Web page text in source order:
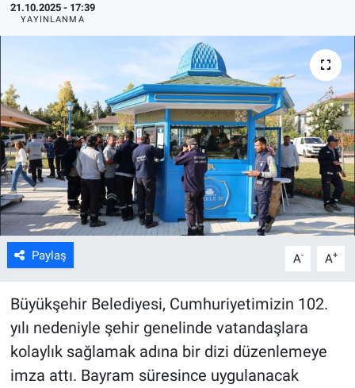
21.10.2025 - 17:39
YAYINLANMA
Paylaş A- A+
Büyükşehir Belediyesi, Cumhuriyetimizin 102.
yılı nedeniyle şehir genelinde vatandaşlara
kolaylık sağlamak adına bir dizi düzenlemeye
imza attı. Bayram süresince uygulanacak
SPOR